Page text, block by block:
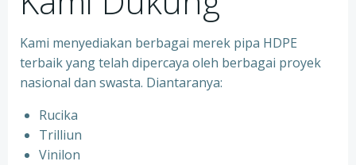
Kami menyediakan berbagai merek pipa HDPE
terbaik yang telah dipercaya oleh berbagai proyek
nasional dan swasta. Diantaranya:
Rucika
Trilliun
Vinilon